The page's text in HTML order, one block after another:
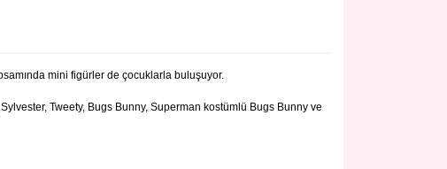
mini figürler de çocuklarla buluşuyor.
Tweety, Bugs Bunny, Superman kostümlü Bugs Bunny ve